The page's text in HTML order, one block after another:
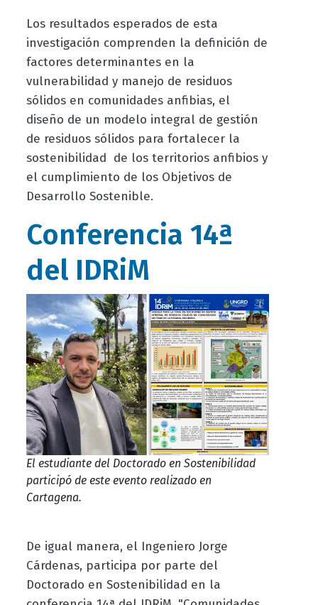
Los resultados esperados de esta
investigación comprenden la definición de
factores determinantes en la
vulnerabilidad y manejo de residuos
sólidos en comunidades anfibias, el
diseño de un modelo integral de gestión
de residuos sólidos para fortalecer la
sostenibilidad de los territorios anfibios y
el cumplimiento de los Objetivos de
Desarrollo Sostenible.
Conferencia 14ª
del IDRiM
El estudiante del Doctorado en Sostenibilidad
participó de este evento realizado en
Cartagena.
De igual manera, el Ingeniero Jorge
Cárdenas, participa por parte del
Doctorado en Sostenibilidad en la